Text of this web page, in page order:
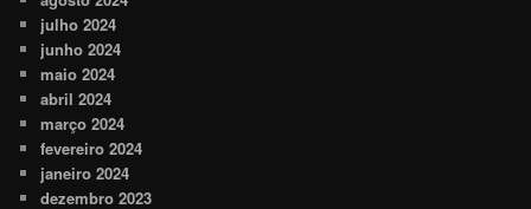
julho 2024
junho 2024
maio 2024
abril 2024
março 2024
fevereiro 2024
janeiro 2024
dezembro 2023